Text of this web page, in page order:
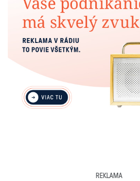
REKLAMA